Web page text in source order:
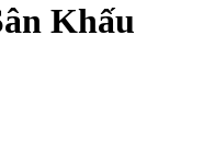
Khấu